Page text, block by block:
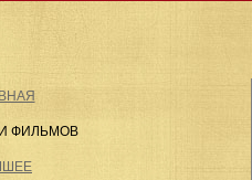
ФИЛЬМОВ